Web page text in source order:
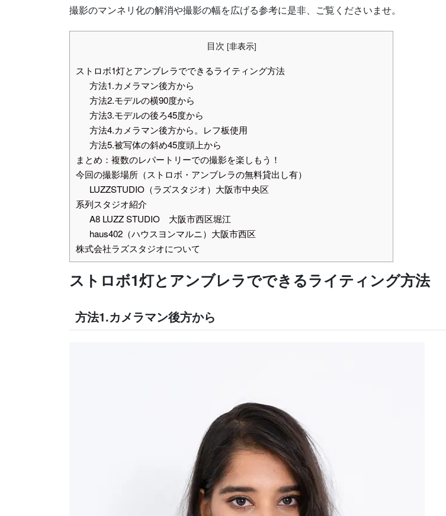
撮影のマンネリ化の解消や撮影の幅を広げる参考に是非、ご覧くださいませ。
目次 [非表示]
ストロボ1灯とアンブレラでできるライティング方法
方法1.カメラマン後方から
方法2.モデルの横90度から
方法3.モデルの後ろ45度から
方法4.カメラマン後方から。レフ板使用
方法5.被写体の斜め45度頭上から
まとめ：複数のレパートリーでの撮影を楽しもう！
今回の撮影場所（ストロボ・アンブレラの無料貸出し有）
LUZZSTUDIO（ラズスタジオ）大阪市中央区
系列スタジオ紹介
A8 LUZZ STUDIO 大阪市西区堀江
haus402（ハウスヨンマルニ）大阪市西区
株式会社ラズスタジオについて
ストロボ1灯とアンブレラでできるライティング方法
方法1.カメラマン後方から